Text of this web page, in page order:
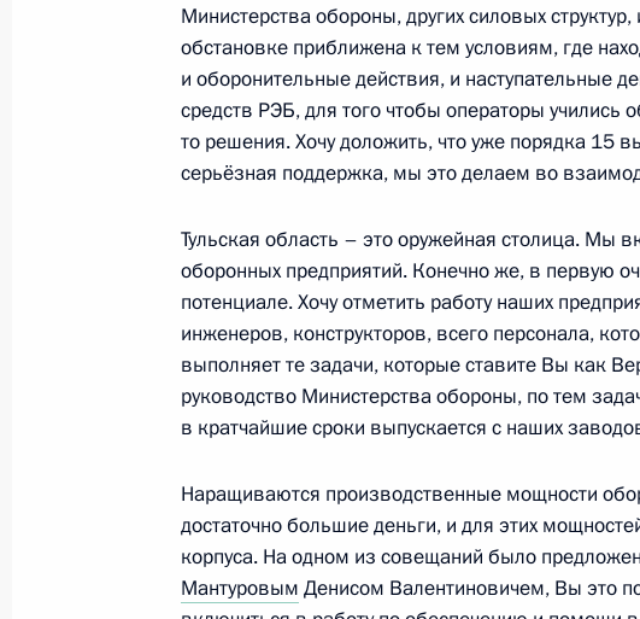
жилищно-коммунальное хозяйство,
16 апреля 2024 года, 18:00
Открытие социальных и жилых объектов в
Подписан закон, разрешающий сдавать
в многоквартирных домах, в том числе на
при условии соблюдения прав и законных
23 марта 2024 года, 18:25
Правила внеочередного предоставления
по договору социального найма приведены в
с решением Конституционного Суда
Министерства обороны, других силовых
обстановке приближена к тем условиям, где
и оборонительные действия, и наступательные
средств РЭБ, для того чтобы операторы учились
то решения. Хочу доложить, что уже порядка 15
серьёзная поддержка, мы это делаем во
Тульская область – это оружейная столица. Мы
оборонных предприятий. Конечно же, в первую
потенциале. Хочу отметить работу наших
инженеров, конструкторов, всего персонала,
выполняет те задачи, которые ставите Вы как
руководство Министерства обороны, по тем
в кратчайшие сроки выпускается с наших
Наращиваются производственные мощности
достаточно большие деньги, и для этих
корпуса. На одном из совещаний было
Мантуровым Денисом Валентиновичем, Вы это